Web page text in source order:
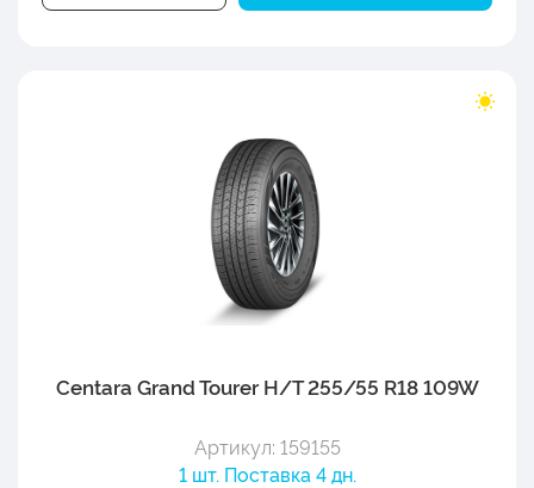
Centara Grand Tourer H/T 255/55 R18 109W
Артикул: 159155
1 шт. Поставка 4 дн.